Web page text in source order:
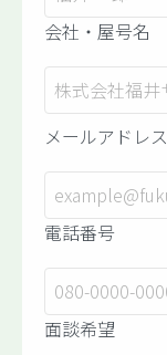
会社・屋号名
メールアドレス
電話番号
面談希望